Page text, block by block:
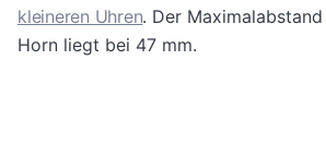
kleineren Uhren. Der
Horn liegt bei 47 mm.